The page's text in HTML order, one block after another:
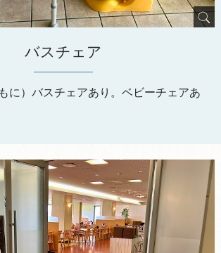
バスチェア
に）バスチェアあり。ベビーチェアあ